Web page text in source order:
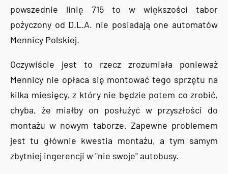
powszednie linię 715 to w większości tabor
pożyczony od D.L.A. nie posiadają one automatów
Mennicy Polskiej.
Oczywiście jest to rzecz zrozumiała ponieważ
Mennicy nie opłaca się montować tego sprzętu na
kilka miesięcy, z który nie będzie potem co zrobić,
chyba, że miałby on posłużyć w przyszłości do
montażu w nowym taborze. Zapewne problemem
jest tu głównie kwestia montażu, a tym samym
zbytniej ingerencji w "nie swoje" autobusy.